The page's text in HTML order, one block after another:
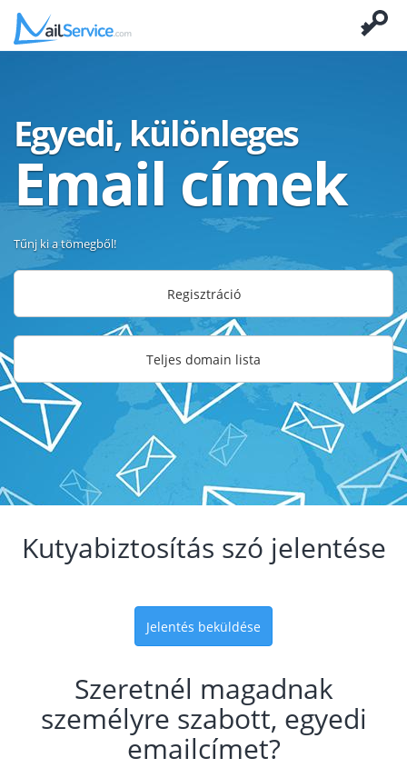
Egyedi, különleges
Email címek
Tűnj ki a tömegből!
Regisztráció
Teljes domain lista
Kutyabiztosítás szó jelentése
Jelentés beküldése
Szeretnél magadnak
személyre szabott, egyedi
emailcímet?